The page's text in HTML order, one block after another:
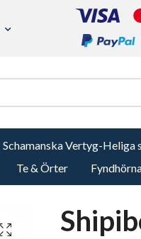
Schamanska Vertyg-Heliga
Te & Örter